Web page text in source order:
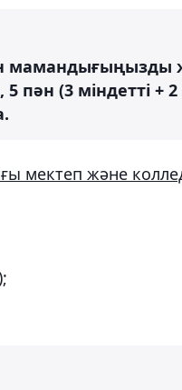
мамандығыңызды
пән (3 міндетті +
мектеп және